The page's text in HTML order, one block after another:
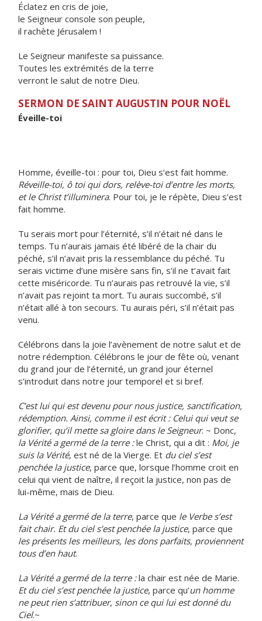
Éclatez en cris de joie,
le Seigneur console son peuple,
il rachète Jérusalem !
Le Seigneur manifeste sa puissance.
Toutes les extrémités de la terre
verront le salut de notre Dieu.
SERMON DE SAINT AUGUSTIN POUR NOËL
Éveille-toi
Homme, éveille-toi : pour toi, Dieu s’est fait homme.
Réveille-toi, ô toi qui dors, relève-toi d’entre les morts,
et le Christ t’illuminera. Pour toi, je le répète, Dieu s’est
fait homme.
Tu serais mort pour l’éternité, s’il n’était né dans le
temps. Tu n’aurais jamais été libéré de la chair du
péché, s’il n’avait pris la ressemblance du péché. Tu
serais victime d’une misère sans fin, s’il ne t’avait fait
cette miséricorde. Tu n’aurais pas retrouvé la vie, s’il
n’avait pas rejoint ta mort. Tu aurais succombé, s’il
n’était allé à ton secours. Tu aurais péri, s’il n’était pas
venu.
Célébrons dans la joie l’avènement de notre salut et de
notre rédemption. Célébrons le jour de fête où, venant
du grand jour de l’éternité, un grand jour éternel
s’introduit dans notre jour temporel et si bref.
C’est lui qui est devenu pour nous justice, sanctification,
rédemption. Ainsi, comme il est écrit : Celui qui veut se
glorifier, qu’il mette sa gloire dans le Seigneur. ~ Donc,
la Véritéa germé de la terre :le Christ, qui a dit : Moi, je
suis la Vérité, est né de la Vierge. Et du ciel s’est
penchée la justice, parce que, lorsque l’homme croit en
celui qui vient de naître, il reçoit la justice, non pas de
lui-même, mais de Dieu.
La Véritéa germé de la terre, parce que le Verbe s’est
fait chair. Et du ciel s’est penchée la justice, parce que
les présents les meilleurs, les dons parfaits, proviennent
tous d’en haut.
La Véritéa germé de la terre :la chair est née de Marie.
Et du ciel s’est penchée la justice, parce qu’un homme
ne peut rien s’attribuer, sinon ce qui lui est donné du
Ciel.~